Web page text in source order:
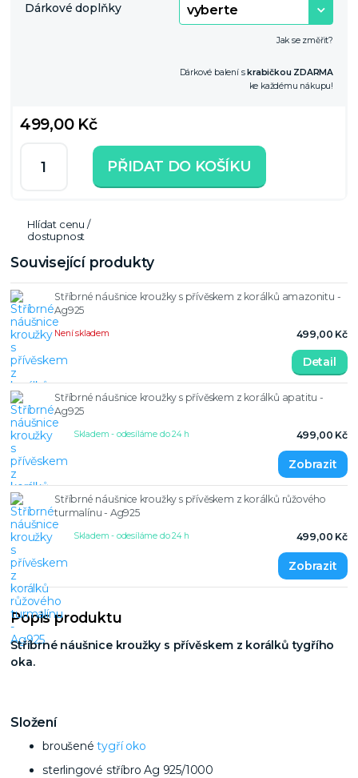
Dárkové doplňky
Jak se změřit?
Dárkové balení s krabičkou ZDARMA
ke každému nákupu!
499,00 Kč
PŘIDAT DO KOŠÍKU
Hlídat cenu /
dostupnost
Související produkty
Stříbrné náušnice kroužky s přívěskem z korálků amazonitu -
Ag925
499,00 Kč
Není skladem
Detail
Stříbrné náušnice kroužky s přívěskem z korálků apatitu -
Ag925
499,00 Kč
Skladem - odesíláme do 24 h
Stříbrné náušnice kroužky s přívěskem z korálků růžového
turmalínu - Ag925
499,00 Kč
Skladem - odesíláme do 24 h
Popis produktu
Stříbrné náušnice kroužky s přívěskem z korálků tygřího
oka.
Složení
broušenétygří oko
sterlingové stříbro Ag 925/1000